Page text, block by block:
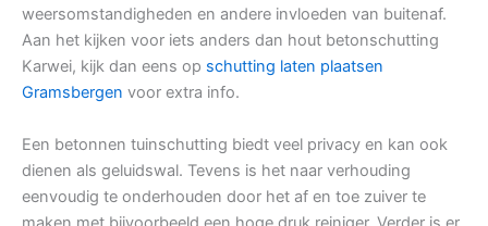
weersomstandigheden en andere invloeden van buitenaf.
Aan het kijken voor iets anders dan hout betonschutting
Karwei, kijk dan eens op schutting laten plaatsen
Gramsbergen voor extra info.
Een betonnen tuinschutting biedt veel privacy en kan ook
dienen als geluidswal. Tevens is het naar verhouding
eenvoudig te onderhouden door het af en toe zuiver te